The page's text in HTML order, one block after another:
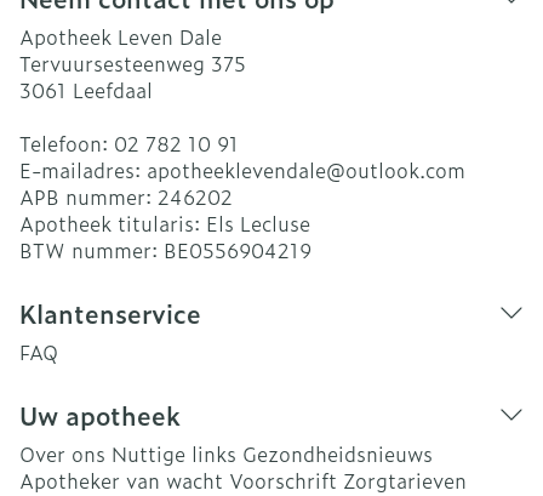
Apotheek Leven Dale
Tervuursesteenweg 375
3061 Leefdaal
Telefoon: 02 782 10 91
E-mailadres: apotheeklevendale@outlook.com
APB nummer: 246202
Apotheek titularis: Els Lecluse
BTW nummer: BE0556904219
Klantenservice
FAQ
Uw apotheek
Over ons Nuttige links Gezondheidsnieuws
Apotheker van wacht Voorschrift Zorgtarieven